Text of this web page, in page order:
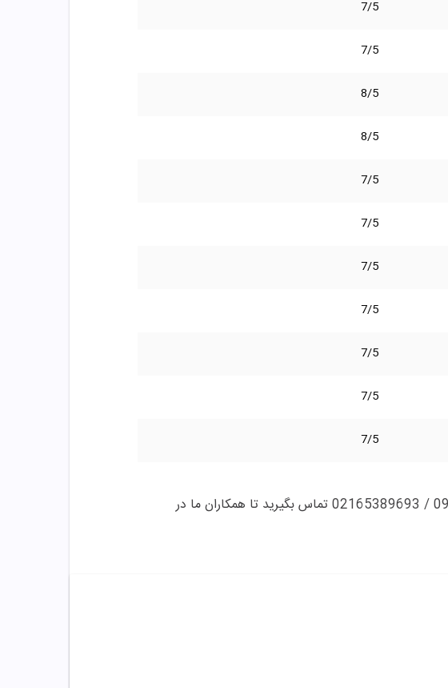
7/5
7/5
8/5
8/5
7/5
7/5
7/5
7/5
7/5
7/5
7/5
☎️در صورت داشتن هرگونه سوال درباره خرید و مشاوره می توانید با این شماره ها 09358343612 / 02165389693 تماس بگیرید تا همکاران ما در